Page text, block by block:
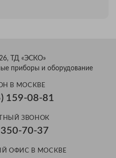
ТД «ЭСКО»
приборы и оборудование
В МОСКВЕ
159-08-81
ЗВОНОК
70-37
ОФИС В МОСКВЕ